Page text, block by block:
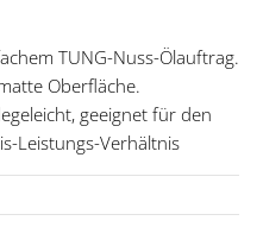
TUNG-Nuss-Ölauftrag.
Oberfläche.
geeignet für den
Leistungs-Verhältnis